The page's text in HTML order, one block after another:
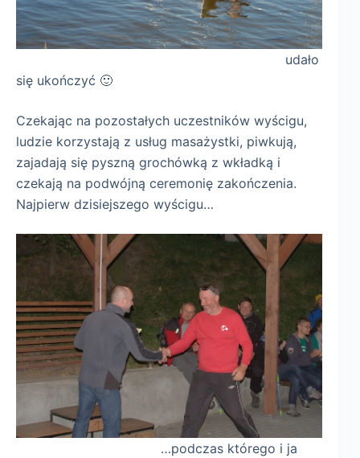
udało
się ukończyć 🙂
Czekając na pozostałych uczestników wyścigu,
ludzie korzystają z usług masażystki, piwkują,
zajadają się pyszną grochówką z wkładką i
czekają na podwójną ceremonię zakończenia.
Najpierw dzisiejszego wyścigu…
…podczas którego i ja